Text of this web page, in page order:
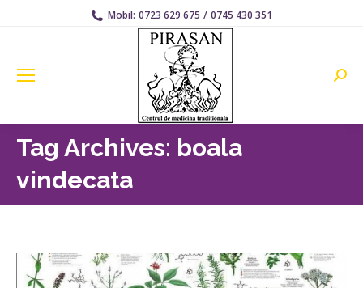
Mobil: 0723 629 675 / 0745 430 351
Tag Archives: boala
vindecata